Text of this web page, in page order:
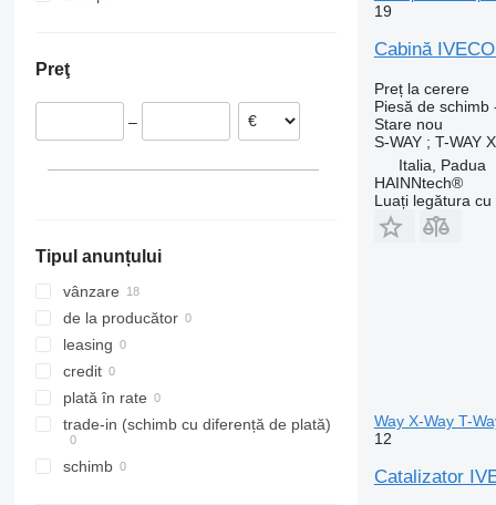
Tourismo
Travego
VNLLetonia
Spania
Preţ
–
Tipul anunțului
vânzare
de la producător
leasing
credit
plată în rate
trade-in (schimb cu diferență de plată)
schimb
19
Cabină
Preț la cerere
Piesă de schimb
Starenou
S-WAY ; T-WAY
Italia, Padua
HAINNtech®
Luați legătura
Way X-Way T-
12
Catalizator